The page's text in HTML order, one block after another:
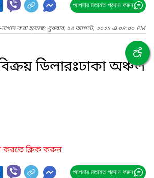
আপনার মতামত প্রদান করুন
নাগাদ করা হয়েছে: বুধবার, ২৫ আগস্ট, ২০২১ এ ০৪:০০ PM
ডিলারঃঢাকা অঞ্চল
করতে ক্লিক করুন
আপনার মতামত প্রদান করুন